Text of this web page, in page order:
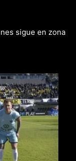
sigue en zona